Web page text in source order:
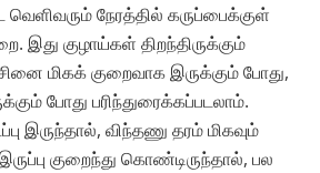
வெளிவரும் நேரத்தில் கருப்பைக்குள்
இது குழாய்கள் திறந்திருக்கும்
மிகக் குறைவாக இருக்கும் போது,
போது பரிந்துரைக்கப்படலாம்.
இருந்தால், விந்தணு தரம் மிகவும்
குறைந்து கொண்டிருந்தால், பல